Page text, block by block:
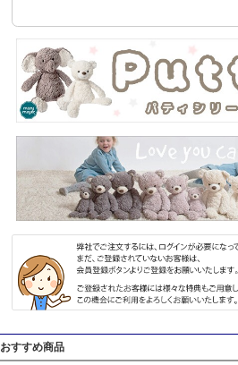
おすすめ商品